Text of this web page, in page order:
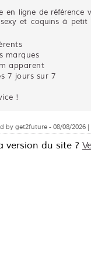
en ligne de référence
et coquins à petit
marques
apparent
7 jours sur 7
!
by get2future - 08/08/2026 |
version du site ?